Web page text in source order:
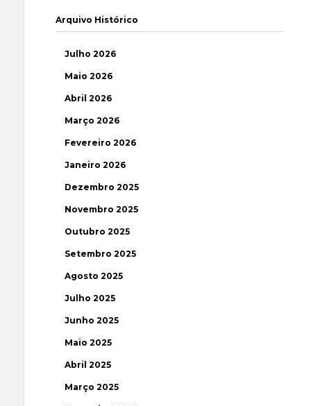
Arquivo Histórico
Julho 2026
Maio 2026
Abril 2026
Março 2026
Fevereiro 2026
Janeiro 2026
Dezembro 2025
Novembro 2025
Outubro 2025
Setembro 2025
Agosto 2025
Julho 2025
Junho 2025
Maio 2025
Abril 2025
Março 2025